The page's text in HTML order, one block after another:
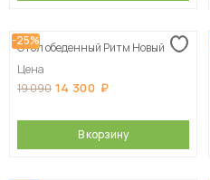
-25%
Стол обеденный Ритм Новый
Цена
19 090 14 300
В корзину